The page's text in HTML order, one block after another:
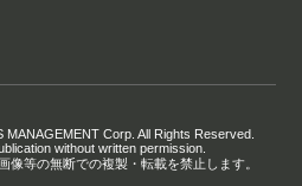
Corp. All Rights Reserved.
without written permission.
像等の無断での複製・転載を禁止します。